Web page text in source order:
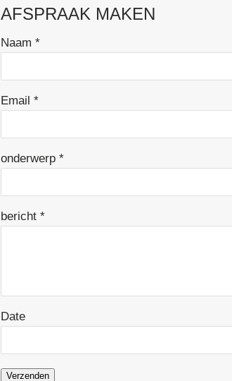
AFSPRAAK MAKEN
Naam *
Email *
onderwerp *
bericht *
Date
Verzenden